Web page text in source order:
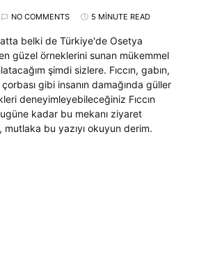
NO COMMENTS 5 MINUTE READ
belki de Türkiye'de Osetya
güzel örneklerini sunan mükemmel
şimdi sizlere. Fıccın, gabın,
gibi insanın damağında güller
deneyimleyebileceğiniz Fıccın
kadar bu mekanı ziyaret
bu yazıyı okuyun derim.